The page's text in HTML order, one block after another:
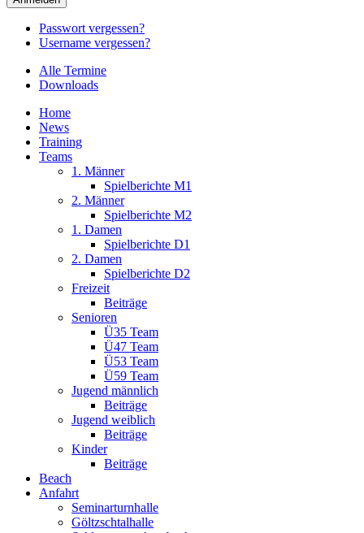
Passwort vergessen?
Username vergessen?
Alle Termine
Downloads
Home
News
Training
Teams
1. Männer
Spielberichte M1
2. Männer
Spielberichte M2
1. Damen
Spielberichte D1
2. Damen
Spielberichte D2
Freizeit
Beiträge
Senioren
Ü35 Team
Ü47 Team
Ü53 Team
Ü59 Team
Jugend männlich
Beiträge
Jugend weiblich
Beiträge
Kinder
Beiträge
Beach
Anfahrt
Seminarturnhalle
Göltzschtalhalle